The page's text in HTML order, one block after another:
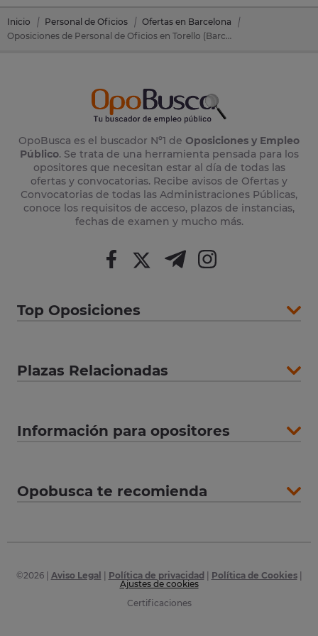
Inicio Personal de Oficios
Ofertas en Barcelona
Oposiciones de Personal de Oficios en Torello (Barcelona)
OpoBusca es el buscador Nº1 de Oposiciones y Empleo
Público. Se trata de una herramienta pensada para los
opositores que necesitan estar al día de todas las
ofertas y convocatorias. Recibe avisos de Ofertas y
Convocatorias de todas las Administraciones Públicas,
conoce los requisitos de acceso, plazos de instancias,
fechas de examen y mucho más.
Top Oposiciones
Plazas Relacionadas
Información para opositores
Opobusca te recomienda
©2026| Aviso Legal Política de privacidad Política de Cookies|
Ajustes de cookies
Certificaciones